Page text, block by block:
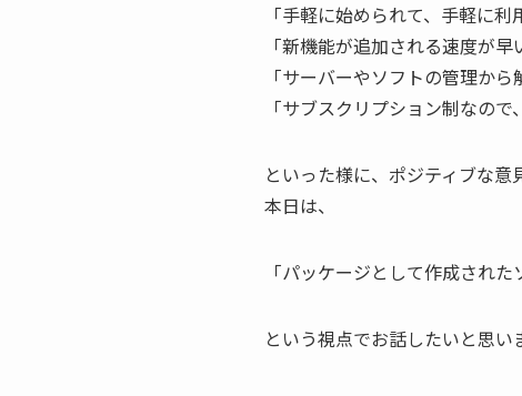
「手軽に始められて、手軽に利
「新機能が追加される速度が早
「サーバーやソフトの管理から
「サブスクリプション制なの
といった様に、ポジティブな意
本日は、
「パッケージとして作成され
という視点でお話したいと思い